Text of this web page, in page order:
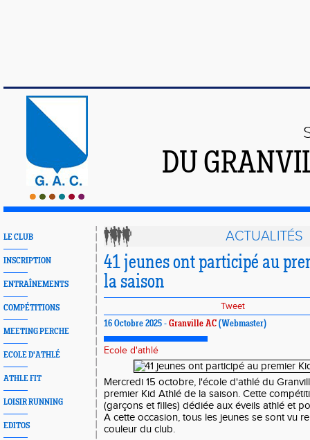
DU
LE CLUB
INSCRIPTION
ENTRAÎNEMENTS
COMPÉTITIONS
MEETING PERCHE
ECOLE D'ATHLÉ
ATHLE FIT
LOISIR RUNNING
EDITOS
ACTUALITÉS
41 jeunes ont participé au
la saison
Tweet
16 Octobre 2025 - Granville AC (Webmaster)
Ecole d'athlé
Mercredi 15 octobre, l'école d'athlé du
premier Kid Athlé de la saison. Cette
(garçons et filles) dédiée aux éveils athlé et
A cette occasion, tous les jeunes se sont vu
couleur du club.